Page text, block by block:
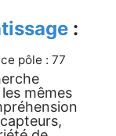
:
pôle : 77
mêmes